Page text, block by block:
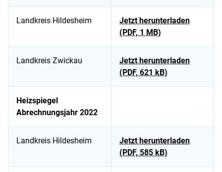
Landkreis Hildesheim
Jetzt herunterladen
(PDF, 1 MB)
Landkreis Zwickau
Jetzt herunterladen
(PDF, 621 kB)
Heizspiegel
Abrechnungsjahr 2022
Landkreis Hildesheim
Jetzt herunterladen
(PDF, 585 kB)